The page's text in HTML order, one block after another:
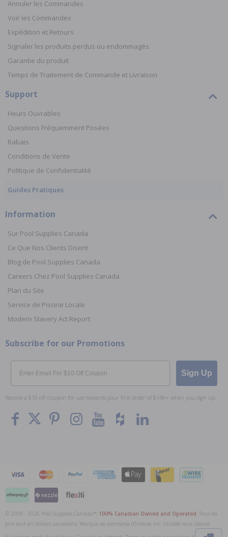
To The
Top
Annuler les Commandes
Voir les Commandes
Expédition et Retours
Signaler les produits perdus ou endommagés
Garantie du produit
Temps de Traitement de Commande et Livraison
Support
Heurs Ouvrables
Questions Fréquemment Posées
Rabais
Conditions de Vente
Politique de Confidentialité
Guides Pratiques
Information
Sur Pool Supplies Canada
Ce Que Nos Clients Disent
Blog de Pool Supplies Canada
Careers Chez Pool Supplies Canada
Plan du Site
Service de Piscine Locale
Modern Slavery Act Report
Subscribe for our Promotions
Email
Sign Up
Receive a $10 off coupon for use towards your first order of $149+ when you sign up.
© 2009 - 2026 Pool Supplies Canada™, 100% Canadian Owned and Operated. Tous les
prix sont en dollars canadiens. Marque de commerce d'Interac Inc. Utilisée sous licence.